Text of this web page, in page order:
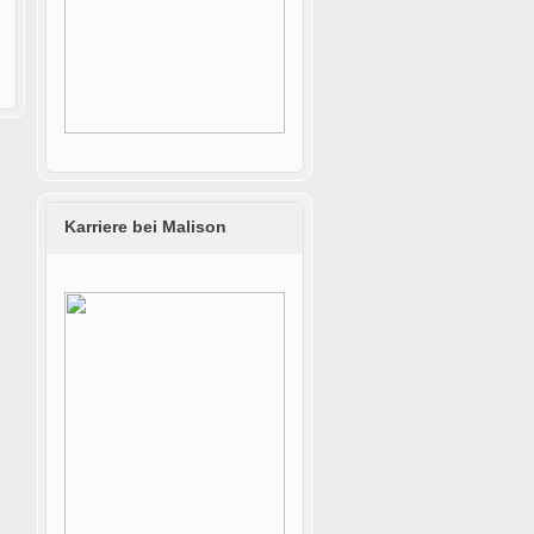
Karriere bei Malison